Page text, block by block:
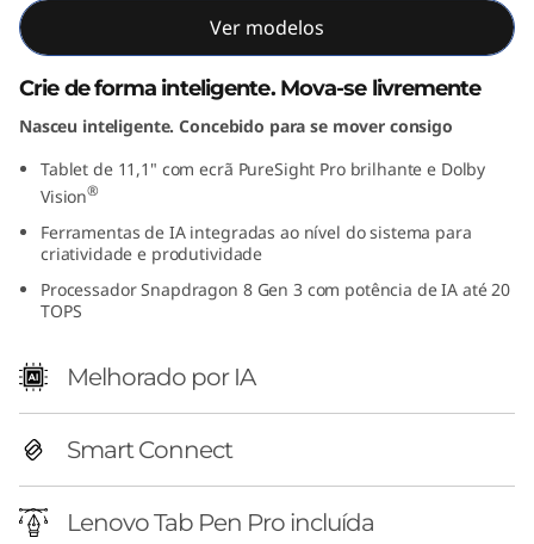
Ver modelos
Crie de forma inteligente. Mova-se livremente
Nasceu inteligente. Concebido para se mover consigo
Tablet de 11,1" com ecrã PureSight Pro brilhante e Dolby
Vision®
Ferramentas de IA integradas ao nível do sistema para
criatividade e produtividade
Processador Snapdragon 8 Gen 3 com potência de IA até 20
TOPS
Melhorado por IA
Smart Connect
Lenovo Tab Pen Pro incluída